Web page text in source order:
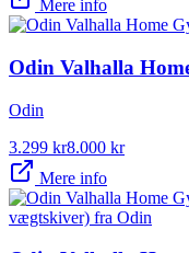
Mere info
Odin Valhalla
Odin
3.299 kr8.000 kr
Mere info